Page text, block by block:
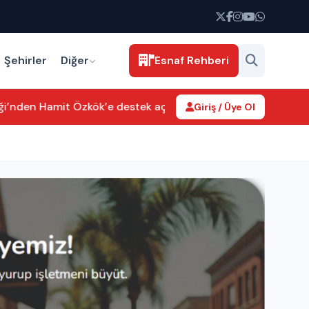
Şehirler Diğer Esnaf Rehberi
Hamit Özkök’e destek açıklaması Yaşar Sarıkaya’nın
Giriş / Üye Ol